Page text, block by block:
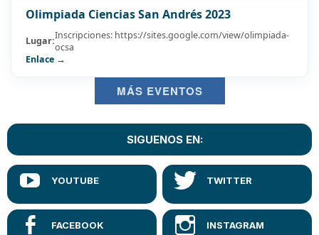
Olimpiada Ciencias San Andrés 2023
Lugar:Inscripciones: https://sites.google.com/view/olimpiada-
ocsa
Enlace →
MÁS EVENTOS
SIGUENOS EN: